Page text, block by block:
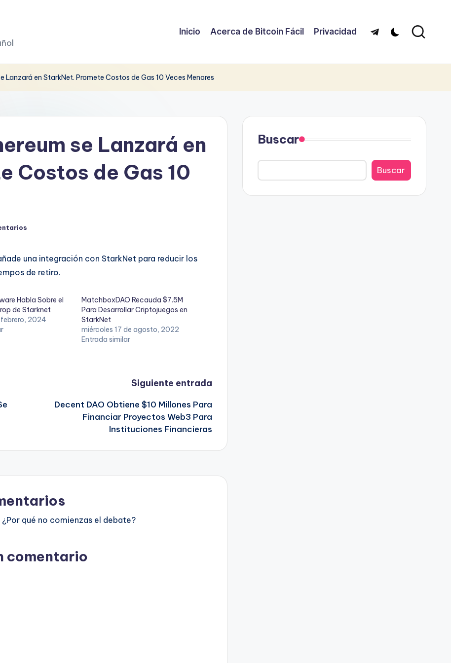
Inicio Acerca de Bitcoin Fácil Privacidad Telegram
Lanzará en StarkNet. Promete Costos de Gas 10 Veces Menores
se Lanzará en
Costos de Gas 10
una integración con StarkNet para reducir los
de retiro.
Habla Sobre el
de Starknet
2024
MatchboxDAO Recauda $7.5M
Para Desarrollar Criptojuegos en
StarkNet
miércoles 17 de agosto, 2022
Entrada similar
Siguiente entrada
Decent DAO Obtiene $10 Millones Para
Financiar Proyectos Web3 Para
Instituciones Financieras
qué no comienzas el debate?
comentario
Buscar
Buscar